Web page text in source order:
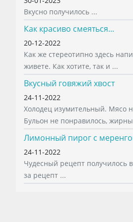
Вкусно получилось ...
Как красиво смеяться...
20-12-2022
Как же стереотипно здесь
живете. Как хотите, так и ...
Вкусный говяжий хвост
24-11-2022
Холодец изумительный. Мясо
Бульон не понравилось,
Лимонный пирог с
24-11-2022
Чудесный рецепт получилось
за рецепт ...